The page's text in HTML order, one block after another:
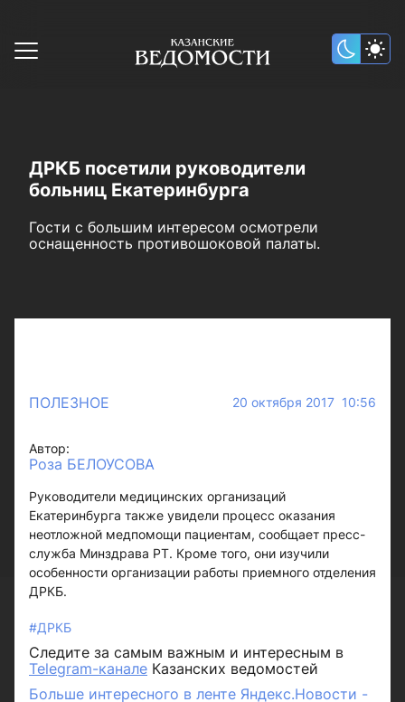
ДРКБ посетили руководители
больниц Екатеринбурга
Гости с большим интересом осмотрели
оснащенность противошоковой палаты.
ПОЛЕЗНОЕ 20 октября 2017 10:56
Автор:
Роза БЕЛОУСОВА
Руководители медицинских организаций
Екатеринбурга также увидели процесс оказания
неотложной медпомощи пациентам, сообщает пресс-
служба Минздрава РТ. Кроме того, они изучили
особенности организации работы приемного отделения
ДРКБ.
#ДРКБ
Следите за самым важным и интересным в
Telegram-канале Казанских ведомостей
Больше интересного в ленте Яндекс.Новости -